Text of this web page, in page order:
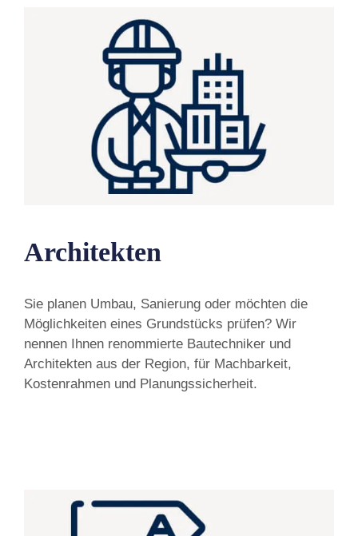
Architekten
Sie planen Umbau, Sanierung oder möchten die
Möglichkeiten eines Grundstücks prüfen? Wir
nennen Ihnen renommierte Bautechniker und
Architekten aus der Region, für Machbarkeit,
Kostenrahmen und Planungssicherheit.